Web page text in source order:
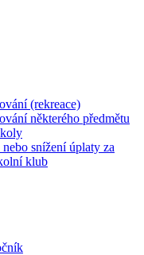
(rekreace)
některého předmětu
snížení úplaty za
klub